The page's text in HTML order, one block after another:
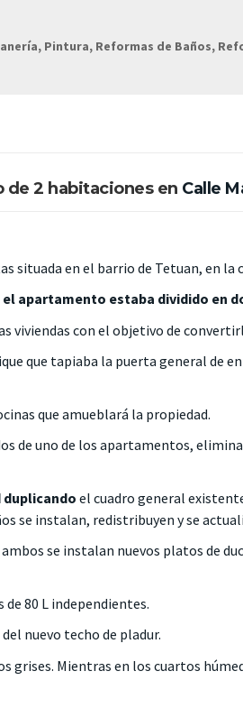
Pintura, Reformas de Baños,
de 2 habitaciones en Calle
situada en el barrio de Tetuan, en la
apartamento estaba dividido en
viviendas con el objetivo de
que tapiaba la puerta general de
que amueblará la propiedad.
de uno de los apartamentos,
el cuadro general
se instalan, redistribuyen y se
ambos se instalan nuevos platos de
80 L independientes.
nuevo techo de pladur.
grises. Mientras en los cuartos